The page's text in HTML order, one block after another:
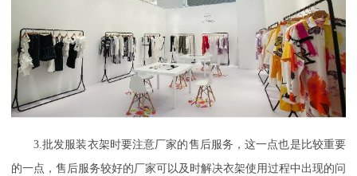
3.批发服装衣架时要注意厂家的售后服务，这一点也是比较重要
的一点，售后服务较好的厂家可以及时解决衣架使用过程中出现的问